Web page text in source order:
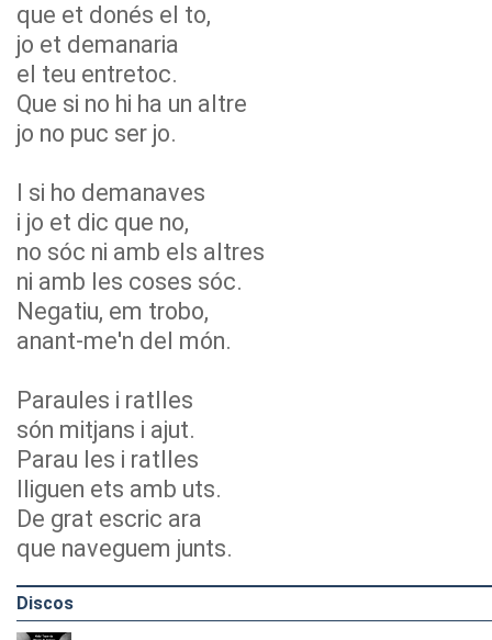
que et donés el to,
jo et demanaria
el teu entretoc.
Que si no hi ha un altre
jo no puc ser jo.
I si ho demanaves
i jo et dic que no,
no sóc ni amb els altres
ni amb les coses sóc.
Negatiu, em trobo,
anant-me'n del món.
Paraules i ratlles
són mitjans i ajut.
Parau les i ratlles
lliguen ets amb uts.
De grat escric ara
que naveguem junts.
Discos